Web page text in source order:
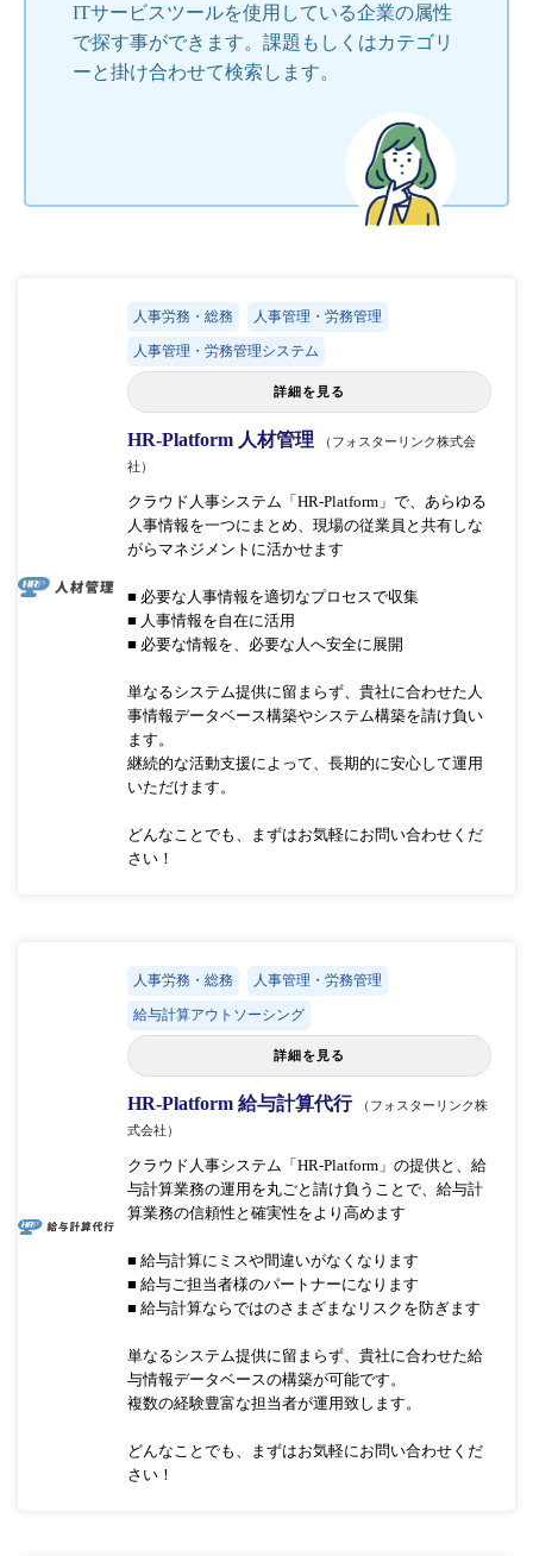
ITサービスツールを使用している企業の属性
で探す事ができます。課題もしくはカテゴリ
ーと掛け合わせて検索します。
人事労務・総務 人事管理・労務管理
人事管理・労務管理システム
詳細を見る
HR-Platform 人材管理
（フォスターリンク株式会
社）
クラウド人事システム「HR-Platform」で、あらゆる
人事情報を一つにまとめ、現場の従業員と共有しな
がらマネジメントに活かせます
■ 必要な人事情報を適切なプロセスで収集
■ 人事情報を自在に活用
■ 必要な情報を、必要な人へ安全に展開
単なるシステム提供に留まらず、貴社に合わせた人
事情報データベース構築やシステム構築を請け負い
ます。
継続的な活動支援によって、長期的に安心して運用
いただけます。
どんなことでも、まずはお気軽にお問い合わせくだ
さい！
人事労務・総務 人事管理・労務管理
給与計算アウトソーシング
詳細を見る
HR-Platform 給与計算代行
（フォスターリンク株
式会社）
クラウド人事システム「HR-Platform」の提供と、給
与計算業務の運用を丸ごと請け負うことで、給与計
算業務の信頼性と確実性をより高めます
■ 給与計算にミスや間違いがなくなります
■ 給与ご担当者様のパートナーになります
■ 給与計算ならではのさまざまなリスクを防ぎます
単なるシステム提供に留まらず、貴社に合わせた給
与情報データベースの構築が可能です。
複数の経験豊富な担当者が運用致します。
どんなことでも、まずはお気軽にお問い合わせくだ
さい！